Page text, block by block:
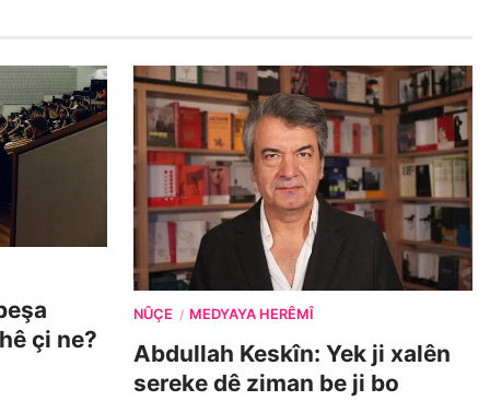
çi ne?
NÛÇE / MEDYAYA HERÊMÎ
Abdullah Keskîn: Yek ji xalên
sereke dê ziman be ji bo